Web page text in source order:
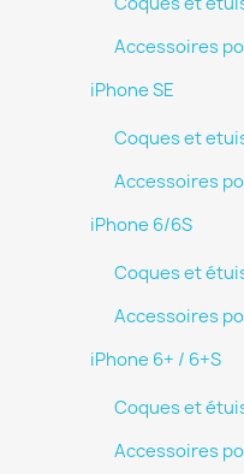
Accessoires
iPhone SE
Coques et
Accessoires
iPhone 6/6S
Coques et
Accessoires
iPhone 6+ / 6+S
Coques et
Accessoires